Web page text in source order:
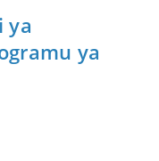
ya
ya